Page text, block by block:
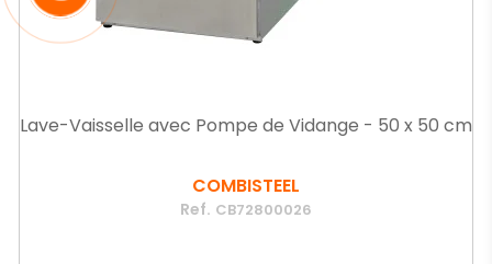
Lave-Vaisselle avec Pompe de Vidange - 50 x 50 cm
COMBISTEEL
Ref. CB72800026